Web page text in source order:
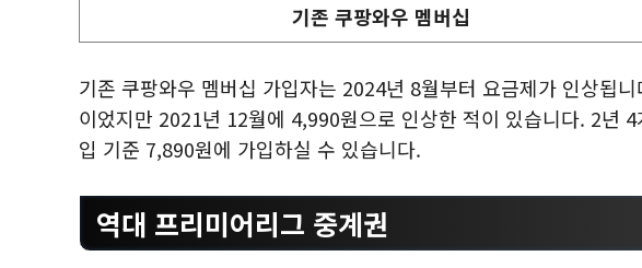
기존 쿠팡와우 멤버십
기존 쿠팡와우 멤버십 가입자는 2024년 8월부터 요금제가 인상됩
이었지만 2021년 12월에 4,990원으로 인상한 적이 있습니다. 2년
입 기준 7,890원에 가입하실 수 있습니다.
역대 프리미어리그 중계권